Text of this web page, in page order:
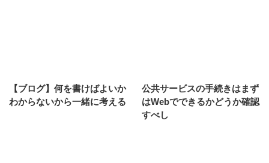
【ブログ】何を書けばよいか
わからないから一緒に考える
公共サービスの手続きはまず
はWebでできるかどうか確認
すべし